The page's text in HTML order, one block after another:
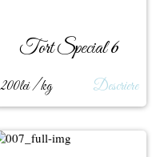
Tort Special 6
200lei / kg Descriere